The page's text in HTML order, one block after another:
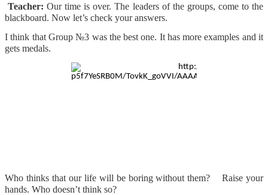
Teacher: Our time is over. The leaders of the groups, come to the
blackboard. Now let’s check your answers.
I think that Group №3 was the best one. It has more examples and it
gets medals.
Who thinks that our life will be boring without them? Raise your
hands. Who doesn’t think so?